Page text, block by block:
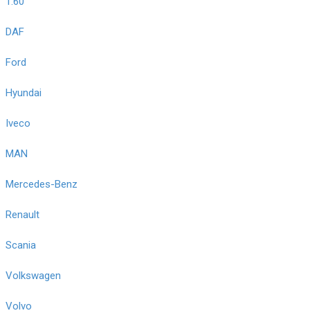
DAF
Ford
Hyundai
Iveco
MAN
Mercedes-Benz
Renault
Scania
Volkswagen
Volvo